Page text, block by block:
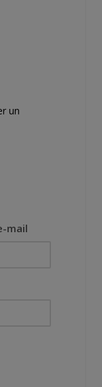
un
mail